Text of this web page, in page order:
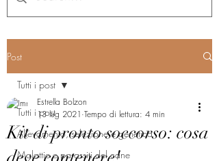
Post
Tutti i post
Allevamento, selezione e genetica
Malattie e parassiti del cane
Tutti i post
Kit di pronto soccorso: cosa
Estrella Bolzon
13 lug 2021 Tempo di lettura: 4 min